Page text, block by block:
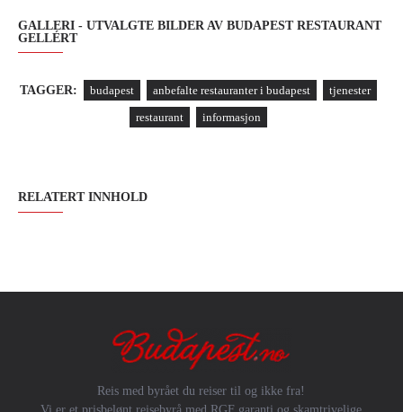
GALLERI - UTVALGTE BILDER AV BUDAPEST RESTAURANT
GELLÉRT
TAGGER: budapest anbefalte restauranter i budapest
tjenester
restaurant
informasjon
RELATERT INNHOLD
Reis med byrået du reiser til og ikke fra!